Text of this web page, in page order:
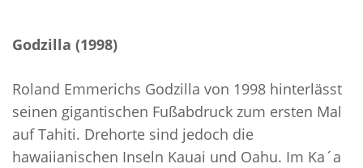
Godzilla (1998)
Roland Emmerichs Godzilla von 1998 hinterlässt
seinen gigantischen Fußabdruck zum ersten Mal
auf Tahiti. Drehorte sind jedoch die
hawaiianischen Inseln Kauai und Oahu. Im Ka´a